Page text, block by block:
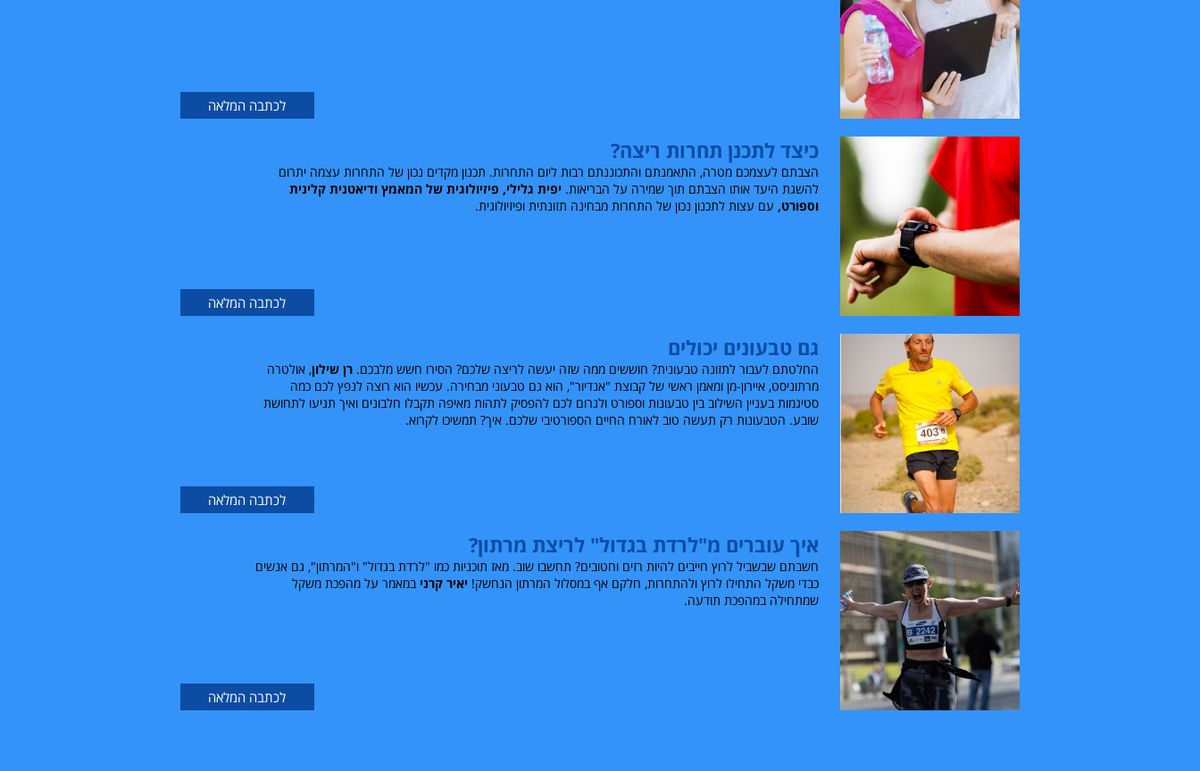
לכתבה המלאה
כיצד לתכנן תחרות ריצה?
הצבתם לעצמכם מטרה, התאמנתם והתכוננתם רבות ליום התחרות. תכנון מקדים נכון של התחרות עצמה יתרום
להשגת היעד אותו הצבתם תוך שמירה על הבריאות. יפית גלילי, פיזיולוגית של המאמץ ודיאטנית קלינית
וספורט,עם עצות לתכנון נכון של התחרות מבחינה תזונתית ופיזיולוגית.
לכתבה המלאה
גם טבעונים יכולים
החלטתם לעבור לתזונה טבעונית? חוששים ממה שזה יעשה לריצה שלכם? הסירו חשש מלבכם. רן שילון, אולטרה
מרתוניסט, איירון-מן ומאמן ראשי של קבוצת "אנדיור", הוא גם טבעוני מבחירה. עכשיו הוא רוצה לנפץ לכם כמה
סטיגמות בעניין השילוב בין טבעונות וספורט ולגרום לכם להפסיק לתהות מאיפה תקבלו חלבונים ואיך תגיעו לתחושת
שובע. הטבעונות רק תעשה טוב לאורח החיים הספורטיבי שלכם. איך? תמשיכו לקרוא.
לכתבה המלאה
איך עוברים מ"לרדת בגדול" לריצת מרתון?
חשבתם שבשביל לרוץ חייבים להיות רזים וחטובים? תחשבו שוב. מאז תוכניות כמו "לרדת בגדול" ו"המרתון", גם אנשים
כבדי משקל התחילו לרוץ ולהתחרות, חלקם אף במסלול המרתון הנחשק! יאיר קרני במאמר על מהפכת משקל
שמתחילה במהפכת תודעה.
לכתבה המלאה